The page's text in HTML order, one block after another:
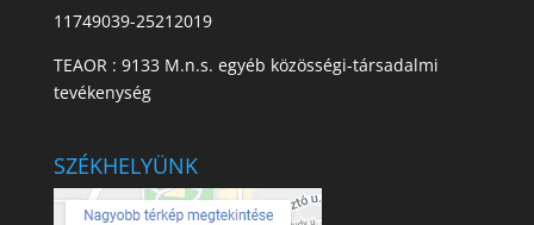
11749039-25212019
TEAOR : 9133 M.n.s. egyéb közösségi-társadalmi
tevékenység
SZÉKHELYÜNK